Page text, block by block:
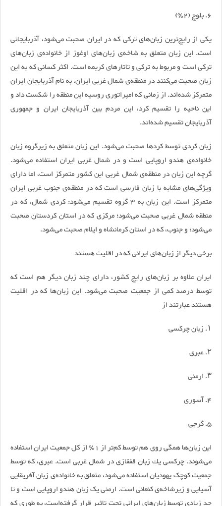
۶. بلوچ (2٪)
یکی از رایج‌ترین زبان‌های ترکی که در ایران صحبت می‌شود، آذربایجانی
است. این زبان متعلق به شاخه‌ی زبان‌های اوغوز از خانواده‌ی زبان‌های
ترکی است و مربوط به ترکی و تاتارهای کریمه است. اکثر کسانی که به این
زبان صحبت می‌کنند در منطقه‌ی شمال غربی ایران، به نام آذربایجان ایران
متمرکز شده‌اند. از زمانی که امپراتوری روسیه این منطقه را شکست داد و
این ناحیه را تقسیم کرد، این مردم بین آذربایجان ایران و جمهوری
آذربایجان تقسیم شده‌اند.
زبان کردی توسط کردها صحبت می‌شود. این زبان متعلق به زیرگروه زبان
خانواده‌ی هندو اروپایی است و در شمال غربی ایران استفاده می‌شود.
گرچه این زبان در منطقه‌ی شمال غربی این کشور متمرکز است، اما دارای
ویژگی‌های مشابه با زبان فارسی است که در منطقه‌ی جنوب غربی ایران
متمرکز است. این زبان به 3 گروه تقسیم می‌شود: کردی شمال، که در
منطقه شمال غربی صحبت می‌شود؛ مرکزی که در استان کردستان صحبت
می‌شود؛ و جنوب، که در استان کرمانشاه و ایلام صحبت می‌شود.
برخی دیگر از زبان‌های ایرانی که در اقلیت هستند
ایران علاوه بر زبان‌های رایج کشور، دارای چند زبان دیگر هم است که
توسط درصد کمی از جمعیت صحبت می‌شود. این زبان‌ها که در اقلیت
هستند عبارتند از
۱. زبان چرکسی
۲. عبری
۳. ارمنی
۴. آسوری
۵. گرجی
این زبان‌ها همگی روی هم توسط کم‌تر از 1٪ از کل جمعیت ایران استفاده
می‌شوند. چرکسی یك زبان قفقازی در شمال غربی است. عبری، که توسط
جمعیت کوچک یهودیان استفاده می‌شود، متعلق به خانواده‌ی زبان آفریقایی
آسیایی و زیرشاخه‌ی کنعانی است. ارمنی یک زبان هندو اروپایی است و تا
حد زیادی توسط زبان‌های ایرانی تحت تاثیر قرار گرفته‌است، به طوری که